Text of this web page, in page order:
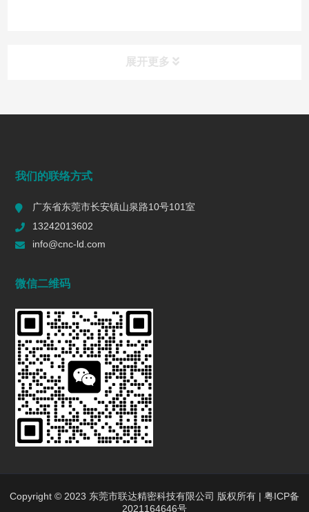
展开更多
2026/07/28 182
2026/01/13
五轴CNC加工在机匣制造中的难点是什么?
2025/12/27 1477
行业动态 INDUSTRY DYNAMICS
我们的联络方式
广东省东莞市长安镇山泉路10号101室
13242013602
info@cnc-ld.com
微信二维码
Copyright © 2023 东莞市联达精密科技有限公司 版权所有 | 粤ICP备
2021164646号